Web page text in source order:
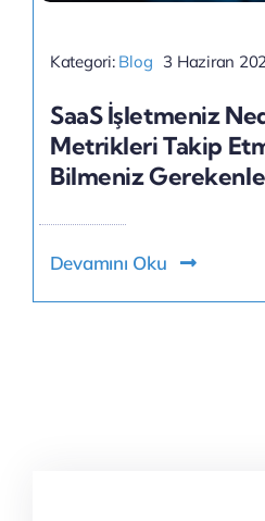
Kategori: Blog 3 Haziran
SaaS İşletmeniz
Metrikleri Takip
Bilmeniz
Devamını Oku